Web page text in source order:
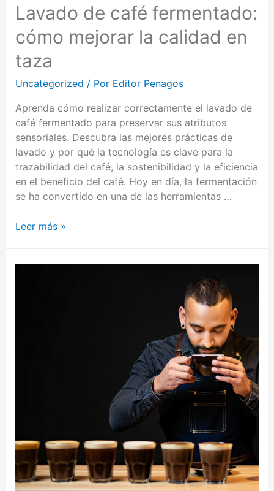
Lavado de café fermentado:
cómo mejorar la calidad en
taza
Uncategorized / Por Editor Penagos
Aprenda cómo realizar correctamente el lavado de
café fermentado para preservar sus atributos
sensoriales. Descubra las mejores prácticas de
lavado y por qué la tecnología es clave para la
trazabilidad del café, la sostenibilidad y la eficiencia
en el beneficio del café. Hoy en día, la fermentación
se ha convertido en una de las herramientas …
Leer más »